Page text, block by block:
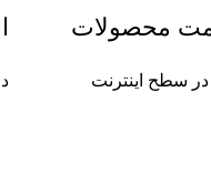
محصولات
سطح اینترنت